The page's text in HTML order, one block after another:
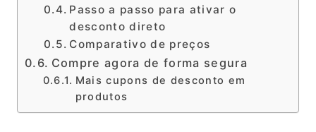
Passo a passo para ativar o
desconto direto
Comparativo de preços
Compre agora de forma segura
Mais cupons de desconto em
produtos